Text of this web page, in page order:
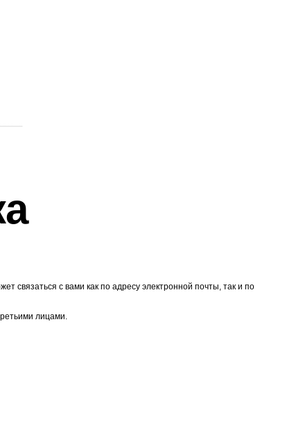
связаться с вами как по адресу электронной почты, так и по
лицами.